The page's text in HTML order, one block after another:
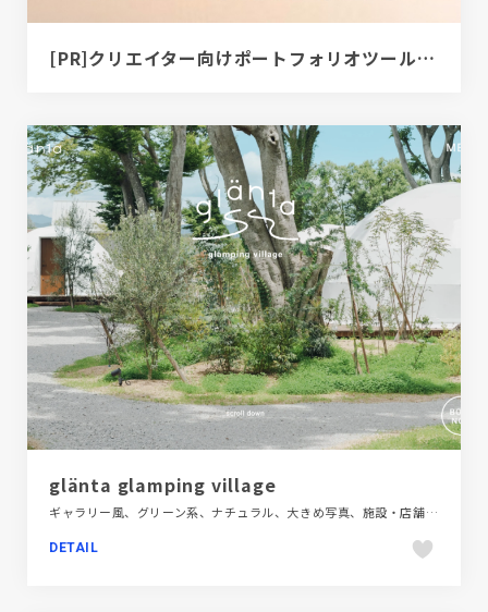
[PR]クリエイター向けポートフォリオツール｜BRIK PORTFOLIO
glänta glamping village
ギャラリー風、グリーン系、ナチュラル、大きめ写真、施設・店舗サイト、旅行・ホテル・観光
DETAIL